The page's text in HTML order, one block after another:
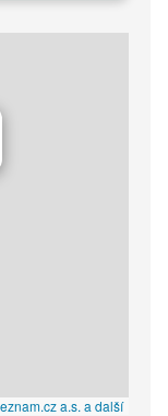
a.s. a další